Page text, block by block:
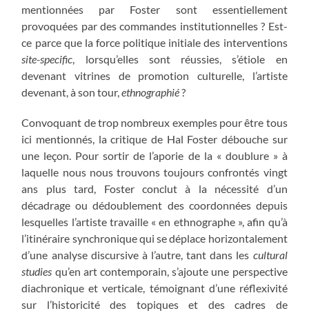
mentionnées par Foster sont essentiellement
provoquées par des commandes institutionnelles ? Est-
ce parce que la force politique initiale des interventions
site-specific , lorsqu’elles sont réussies, s’étiole en
devenant vitrines de promotion culturelle, l’artiste
devenant, à son tour,ethnographié?
Convoquant de trop nombreux exemples pour être tous
ici mentionnés, la critique de Hal Foster débouche sur
une leçon. Pour sortir de l’aporie de la « doublure » à
laquelle nous nous trouvons toujours confrontés vingt
ans plus tard, Foster conclut à la nécessité d’un
décadrage ou dédoublement des coordonnées depuis
lesquelles l’artiste travaille « en ethnographe », afin qu’à
l’itinéraire synchronique qui se déplace horizontalement
d’une analyse discursive à l’autre, tant dans les cultural
studies qu’en art contemporain, s’ajoute une perspective
diachronique et verticale, témoignant d’une réflexivité
sur l’historicité des topiques et des cadres de